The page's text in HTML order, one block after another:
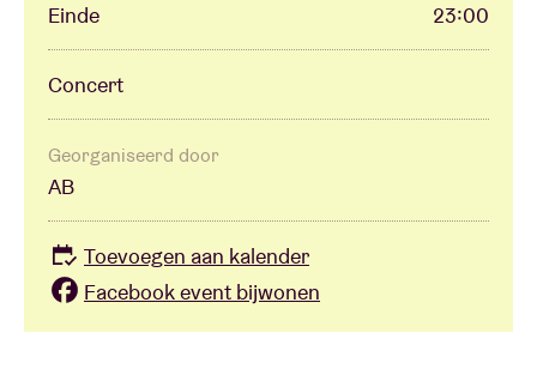
Contact
Einde
23:00
Concert
Georganiseerd door
AB
Toevoegen aan kalender
Facebook event bijwonen